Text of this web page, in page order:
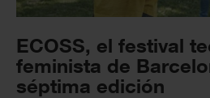
ECOSS, el festival
feminista de
séptima edición